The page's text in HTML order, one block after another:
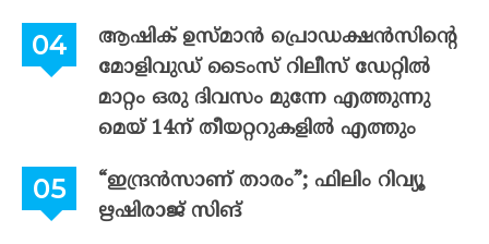
ആഷിക് ഉസ്മാൻ പ്രൊഡക്ഷൻസിന്റെ
മോളിവുഡ് ടൈംസ് റിലീസ് ഡേറ്റിൽ
മാറ്റം ഒരു ദിവസം മുന്നേ എത്തുന്നു
മെയ് 14ന് തീയറ്ററുകളിൽ എത്തും
“ഇന്ദ്രൻസാണ് താരം”; ഫിലിം റിവ്യൂ
ഋഷിരാജ് സിങ്